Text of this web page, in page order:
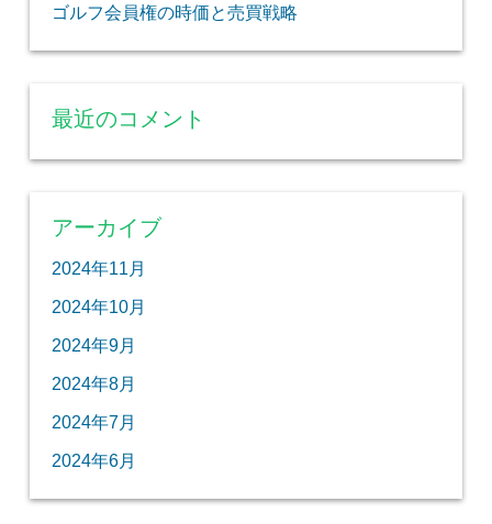
ゴルフ会員権の時価と売買戦略
最近のコメント
アーカイブ
2024年11月
2024年10月
2024年9月
2024年8月
2024年7月
2024年6月